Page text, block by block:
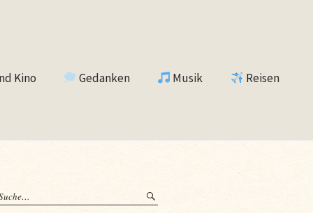
Kino Gedanken Musik Reisen